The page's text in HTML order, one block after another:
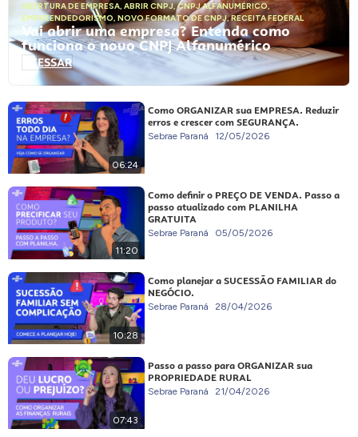
ABERTURA DE EMPRESA, ABRIR CNPJ,CNPJ ALFANUMÉRICO,
EMPREENDEDORISMO, NOVO FORMATO DE CNPJ,RECEITA FEDERAL
Vai abrir uma empresa? Entenda como
funciona o novo CNPJ Alfanumérico
ACESSAR
06:24
Como ORGANIZAR sua EMPRESA. Reduzir
erros e crescer com SEGURANÇA.
Sebrae Paraná 12/05/2026
11:20
Como definir o PREÇO DE VENDA. Passo a
passo atualizado com PLANILHA
GRATUITA
Sebrae Paraná 05/05/2026
10:28
Como planejar a SUCESSÃO FAMILIAR do
NEGÓCIO.
Sebrae Paraná 28/04/2026
07:43
Passo a passo para ORGANIZAR sua
PROPRIEDADE RURAL
Sebrae Paraná 21/04/2026